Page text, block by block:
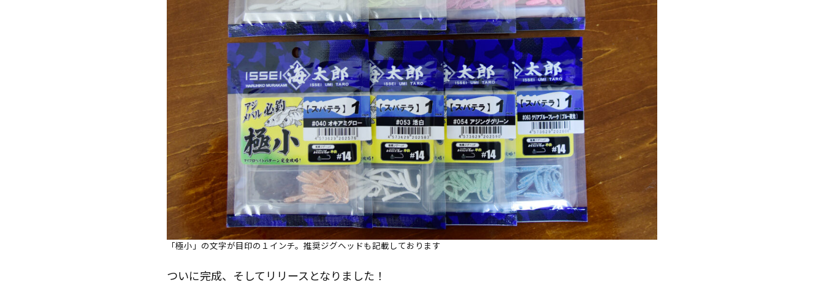
「極小」の文字が目印の１インチ。推奨ジグヘッドも記載しております
ついに完成、そしてリリースとなりました！